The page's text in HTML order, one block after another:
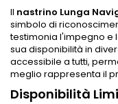
Il nastrino Lunga
simbolo di
testimonia l'impegno e
sua disponibilità in
accessibile a tutti,
meglio rappresenta il
Disponibilità